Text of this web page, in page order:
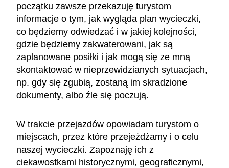
początku zawsze przekazuję turystom
informacje o tym, jak wygląda plan wycieczki,
co będziemy odwiedzać i w jakiej kolejności,
gdzie będziemy zakwaterowani, jak są
zaplanowane posiłki i jak mogą się ze mną
skontaktować w nieprzewidzianych sytuacjach,
np. gdy się zgubią, zostaną im skradzione
dokumenty, albo źle się poczują.
W trakcie przejazdów opowiadam turystom o
miejscach, przez które przejeżdżamy i o celu
naszej wycieczki. Zapoznaję ich z
ciekawostkami historycznymi, geograficznymi,